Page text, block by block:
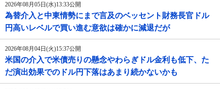
2026年08月05日(水)13:33公開
為替介入と中東情勢にまで言及のベッセント財務長官ドル
円高いレベルで買い進む意欲は確かに減退だが
2026年08月04日(火)15:37公開
米国の介入で米債売りの懸念やわらぎドル金利も低下、た
だ演出効果でのドル円下落はあまり続かないかも